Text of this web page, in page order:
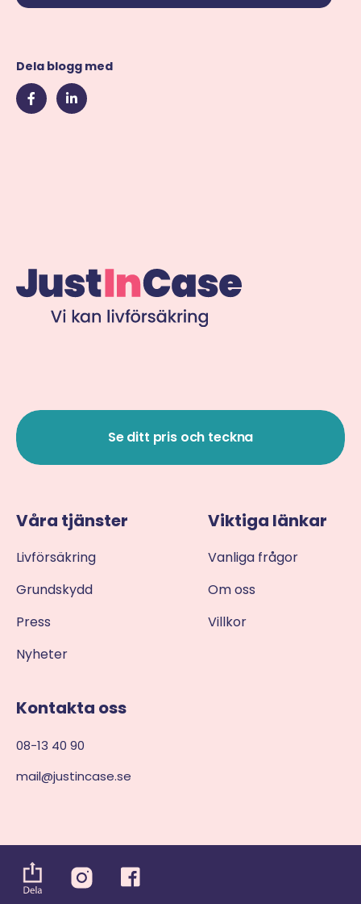
Dela blogg med
Se ditt pris och teckna
Våra tjänster Viktiga länkar
Livförsäkring
Vanliga frågor
Grundskydd
Om oss
Press
Villkor
Nyheter
Kontakta oss
08-13 40 90
mail@justincase.se